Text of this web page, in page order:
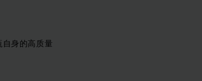
身的高质量